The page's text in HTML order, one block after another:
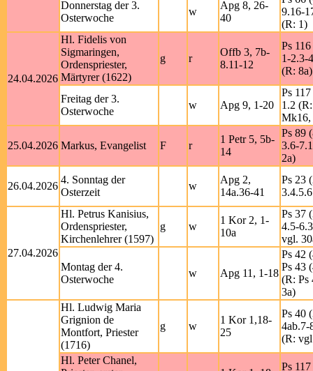
Donnerstag der 3.
Osterwoche
w
Apg 8, 26-
40
9.16-
(R: 1)
24.04.2026
Hl. Fidelis von
Sigmaringen,
Ordenspriester,
Märtyrer (1622)
g r
Offb 3, 7b-
8.11-12
Ps
1-2.3-
(R: 8a)
Freitag der 3.
Osterwoche
w Apg 9, 1-20
Ps
1.2
Mk16,
25.04.2026 Markus, Evangelist F r
1 Petr 5, 5b-
14
Ps 89
3.6-
2a)
26.04.2026
4. Sonntag der
Osterzeit
w
Apg 2,
14a.36-41
Ps 23
27.04.2026
Hl. Petrus Kanisius,
Ordenspriester,
Kirchenlehrer (1597)
g w
1 Kor 2, 1-
10a
Ps 37
4.5-
vgl.
Montag der 4.
Osterwoche
w Apg 11, 1-18
Ps 42
Ps 43
(R: Ps
3a)
Hl. Ludwig Maria
Grignion de
Montfort, Priester
(1716)
g w
1 Kor 1,18-
25
Ps 40
4ab.7-
(R:
Hl. Peter Chanel,
Ps